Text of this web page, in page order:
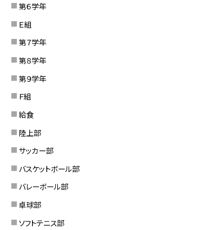
第６学年
Ｅ組
第７学年
第８学年
第９学年
Ｆ組
給食
陸上部
サッカー部
バスケットボール部
バレーボール部
卓球部
ソフトテニス部